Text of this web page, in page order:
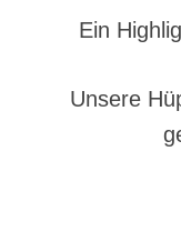
Ein
Unsere